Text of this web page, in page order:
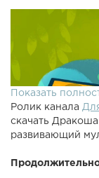
Показать
Ролик канала
скачать
развивающий